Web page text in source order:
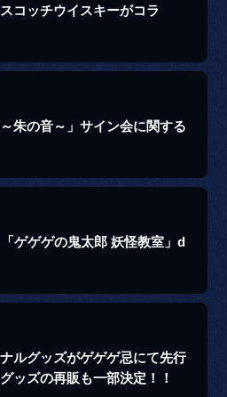
コッチウイスキーがコラ
朱の音～」サイン会に関する
ゲゲゲの鬼太郎 妖怪教室」d
ルグッズがゲゲゲ忌にて先行
ッズの再販も一部決定！！